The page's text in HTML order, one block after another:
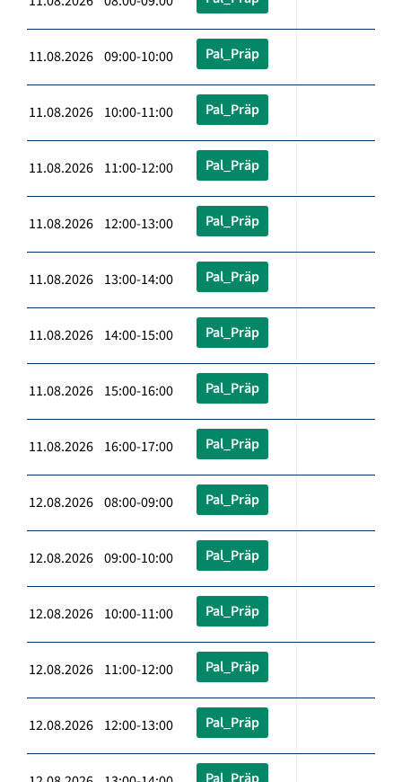
11.08.2026 09:00-10:00 Pal_Präp
11.08.2026 10:00-11:00 Pal_Präp
11.08.2026 11:00-12:00 Pal_Präp
11.08.2026 12:00-13:00 Pal_Präp
11.08.2026 13:00-14:00 Pal_Präp
11.08.2026 14:00-15:00 Pal_Präp
11.08.2026 15:00-16:00 Pal_Präp
11.08.2026 16:00-17:00 Pal_Präp
12.08.2026 08:00-09:00 Pal_Präp
12.08.2026 09:00-10:00 Pal_Präp
12.08.2026 10:00-11:00 Pal_Präp
12.08.2026 11:00-12:00 Pal_Präp
12.08.2026 12:00-13:00 Pal_Präp